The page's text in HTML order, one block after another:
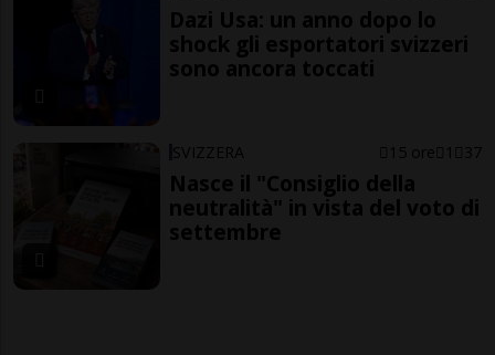
Dazi Usa: un anno dopo lo
shock gli esportatori svizzeri
sono ancora toccati
SVIZZERA 15 ore 1 37
Nasce il "Consiglio della
neutralità" in vista del voto di
settembre